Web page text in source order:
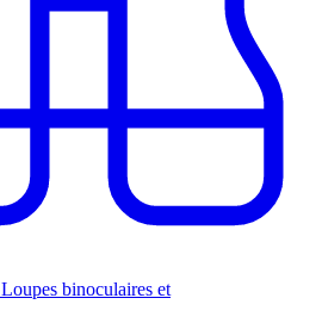
Loupes binoculaires et